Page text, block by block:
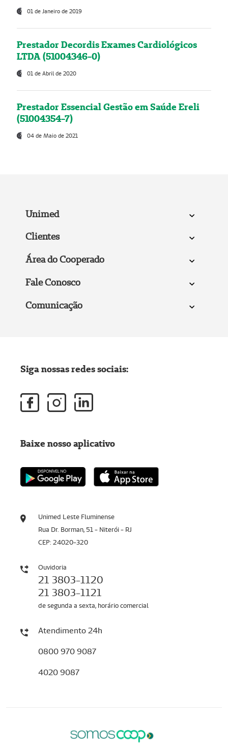
01 de Janeiro de 2019
Prestador Decordis Exames Cardiológicos
LTDA (51004346-0)
01 de Abril de 2020
Prestador Essencial Gestão em Saúde Ereli
(51004354-7)
04 de Maio de 2021
Unimed
Clientes
Área do Cooperado
Fale Conosco
Comunicação
Unimed Leste Fluminense
Rua Dr. Borman, 51 - Niterói - RJ
CEP: 24020-320
Ouvidoria
21 3803-1120
21 3803-1121
de segunda a sexta, horário comercial
Atendimento 24h
0800 970 9087
4020 9087
Siga nossas redes sociais:
Baixe nosso aplicativo